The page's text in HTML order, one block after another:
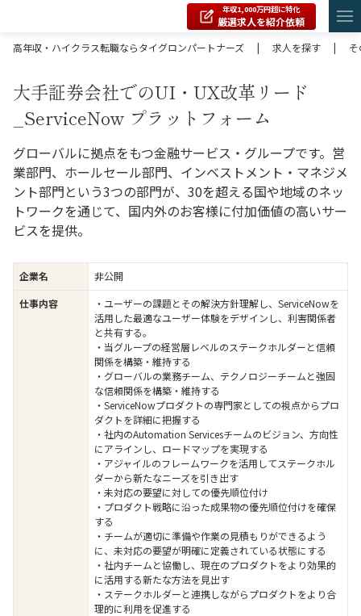
年収1,000万円超に特化
厳選求人を紹介依頼
高年収・ハイクラス転職ならタイグロンパートナーズ
| 求人を探す |
大手証券会社でのUI・UX改革リード
_ServiceNow プラットフォーム
グローバルに拠点をもつ金融サービス・グループです。営
業部門、ホールセール部門、インベストメント・マネジメ
ント部門という3つの部門が、30を超える国や地域のネッ
トワークを通じて、国内外のお客様に付加価値の高いサー
ビスを提供。
企業名
非公開
仕事内容
・ユーザーの課題とその解決方針理解し、ServiceNowを
活用した最適なユーザー体験をデザインし、利害関係者
と共有する。
・当グループの経営層レベルのステークホルダーと信頼
関係を構築・維持する
・グローバルの業務チーム、テクノロジーチームと強固
な信頼関係を構築・維持する
・ServiceNowプロダクトの専門家としての視点からプロ
ダクトを詳細に把握する
・社内のAutomation Servicesチームのビジョン、方向性
にアラインし、ロードマップを実現する
・アジャイルのフレームワークを活用してステークホル
ダーから新たなニーズを引き出す
・未対応の要望に対しての優先順位付け
・プロダクト戦略に沿った成果物の優先順位付けを確保
する
・チームが適切に準備や作業の見積もりができるよう
に、未対応の要望が明確に定義されている状態にする
・社内チームと協働し、現在のプロダクトをより効果的
に活用する新たな方法を見出す
・ステークホルダーと連携しながらプロダクトをより合
理的に利用を促進する